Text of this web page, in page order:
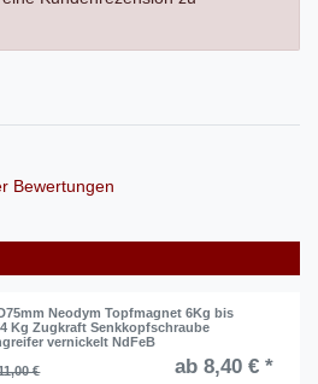
Bewertungen
Neodym Topfmagnet 6Kg bis
Kg Zugkraft Senkkopfschraube
vernickelt NdFeB
€
ab 8,40 € *